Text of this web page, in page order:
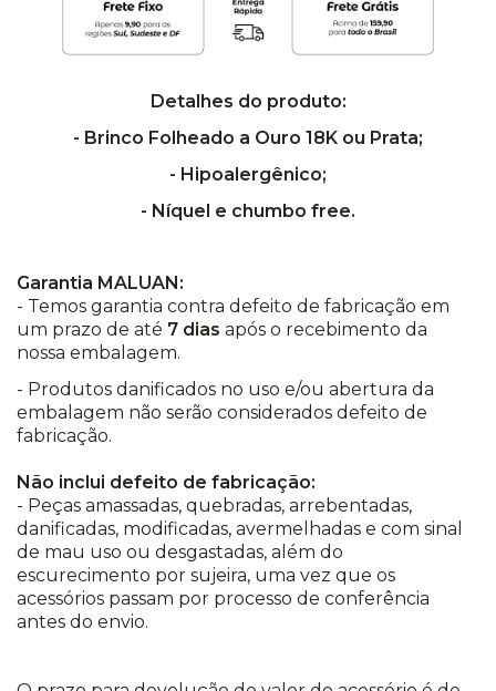
Detalhes do produto:
- Brinco Folheado a Ouro 18K ou Prata;
- Hipoalergênico;
- Níquel e chumbo free.
Garantia MALUAN:
- Temos garantia contra defeito de fabricação em
um prazo de até 7 dias após o recebimento da
nossa embalagem.
- Produtos danificados no uso e/ou abertura da
embalagem não serão considerados defeito de
fabricação.
Não inclui defeito de fabricação:
- Peças amassadas, quebradas, arrebentadas,
danificadas, modificadas, avermelhadas e com sinal
de mau uso ou desgastadas, além do
escurecimento por sujeira, uma vez que os
acessórios passam por processo de conferência
antes do envio.